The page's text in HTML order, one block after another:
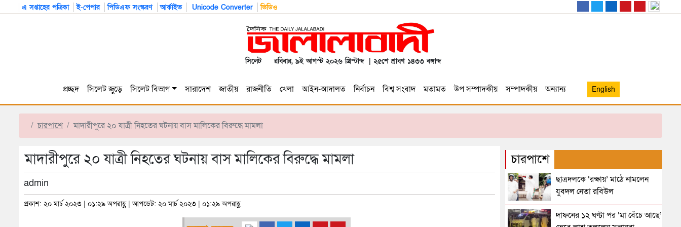
এ সপ্তাহের পত্রিকা ই-পেপার পিডিএফ সংস্করণ আর্কাইভ Unicode Converter ভিডিও
সিলেট রবিবার, ৯ই আগস্ট ২০২৬ খ্রিস্টাব্দ | ২৫শে শ্রাবণ ১৪৩৩ বঙ্গাব্দ
প্রচ্ছদ সিলেট জুড়ে সিলেট বিভাগ সারাদেশ জাতীয় রাজনীতি খেলা আইন-আদালত নির্বাচন বিশ্ব সংবাদ মতামত উপ সম্পাদকীয় সম্পাদকীয় অন্যান্য English
চারপাশে মাদারীপুরে ২০ যাত্রী নিহতের ঘটনায় বাস মালিকের বিরুদ্ধে মামলা
মাদারীপুরে ২০ যাত্রী নিহতের ঘটনায় বাস মালিকের বিরুদ্ধে মামলা
admin
প্রকাশ: ২০ মার্চ ২০২৩ | ০১:২৯ অপরাহ্ণ | আপডেট: ২০ মার্চ ২০২৩ | ০১:২৯ অপরাহ্ণ
চারপাশে
ছাত্রদলকে ‘রক্ষায়’ মাঠে নামলেন
যুবদল নেতা রবিউল
দাফনের ১২ ঘণ্টা পর ‘মা বেঁচে আছে’